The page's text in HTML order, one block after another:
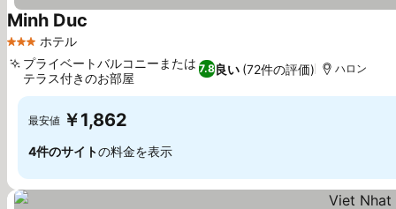
3 ホテルのランク
ホテル
Minh Duc
7.8良い (72件の評価)
プライベートバルコニーまたは
テラス付きのお部屋
ハロン
最安値 ￥1,862
4件のサイトの料金を表示